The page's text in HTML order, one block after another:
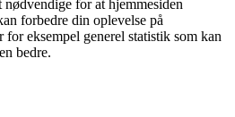
for at hjemmesiden
forbedre din oplevelse på
eksempel generel statistik som kan
bedre.